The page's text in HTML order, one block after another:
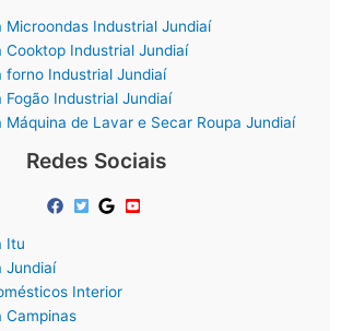
Microondas Industrial Jundiaí
Cooktop Industrial Jundiaí
forno Industrial Jundiaí
Industrial Jundiaí
de Lavar e Secar Roupa Jundiaí
Redes Sociais
Itu
Jundiaí
Interior
Campinas